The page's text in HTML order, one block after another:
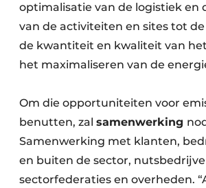
optimalisatie van de logistiek en
van de activiteiten en sites tot
de kwantiteit en kwaliteit van
het maximaliseren van de
Om die opportuniteiten voor
benutten, zal samenwerking
Samenwerking met klanten,
en buiten de sector,
sectorfederaties en overheden.